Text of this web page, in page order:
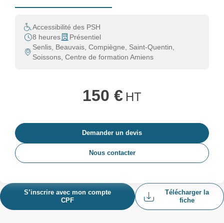
S’inscrire avec mon compte
CPF
Télécharger la
fiche
Accessibilité des PSH
8 heures
Présentiel
Senlis, Beauvais, Compiègne, Saint-Quentin,
Soissons, Centre de formation Amiens
150 € HT
Demander un devis
Nous contacter